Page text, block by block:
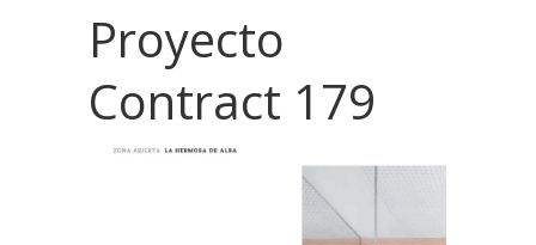
Proyecto
Contract 179